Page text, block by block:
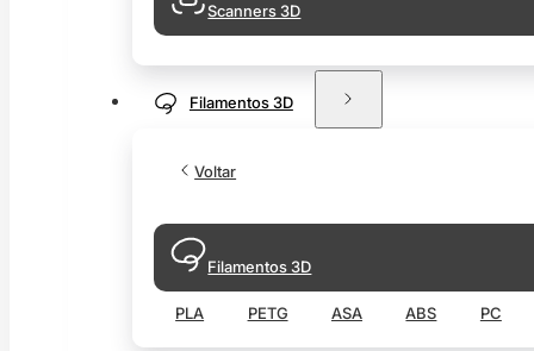
Scanners 3D
Filamentos 3D
Voltar
Filamentos 3D
PLA PETG ASA ABS PC